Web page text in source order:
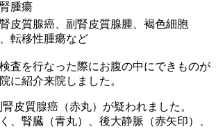
腫瘍
皮質腺癌、副腎皮質腺腫、褐色細胞
転移性腫瘍など
査を行なった際にお腹の中にできものが
に紹介来院しました。
皮質腺癌（赤丸）が疑われました。
、腎臓（青丸）、後大静脈（赤矢印）、